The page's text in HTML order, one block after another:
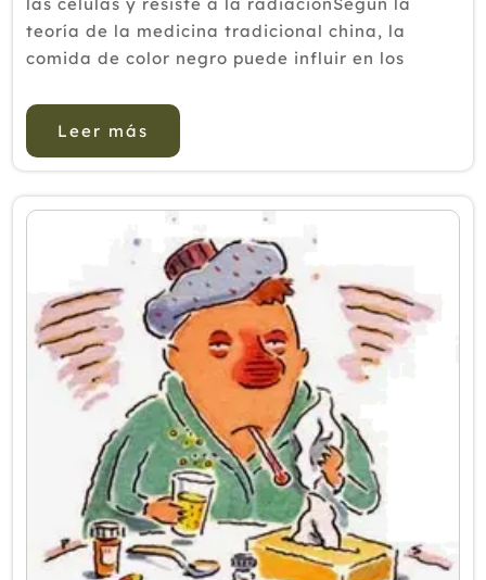
teoría de la medicina tradicional china, la
comida de color negro puede influir en los
médulas y el cerebro. La radiación afecta
principalmente a las médu...
Leer más